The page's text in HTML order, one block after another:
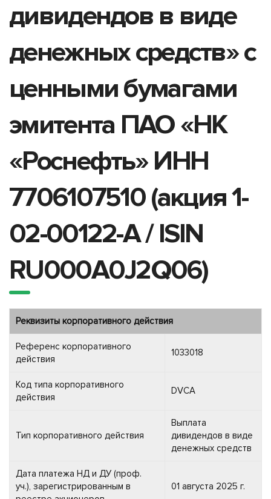
дивидендов в виде
денежных средств» с
ценными бумагами
эмитента ПАО «НК
«Роснефть» ИНН
7706107510 (акция 1-
02-00122-A / ISIN
RU000A0J2Q06)
Реквизиты корпоративного действия
Референс корпоративного
действия
1033018
Код типа корпоративного
действия
DVCA
Тип корпоративного действия
Выплата
дивидендов в виде
денежных средств
Дата платежа НД и ДУ (проф.
уч.), зарегистрированным в
01 августа 2025 г.